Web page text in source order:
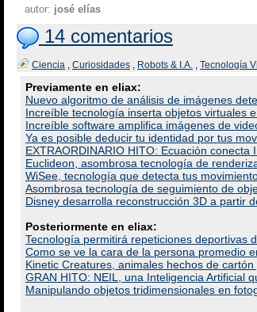
autor: josé elías
14 comentarios
Ciencia , Curiosidades , Robots & I.A. , Tecnología
Previamente en eliax:
Nuevo algoritmo de análisis de imágenes
Increíble tecnología inserta objetos virtuales
Increíble software amplifica imágenes de
Ya es posible deducir tu identidad por tus
EXTRAORDINARIO HITO: Ecuación
Euclideon, asombrosa tecnología de
WiSee, tecnología que detecta tus
Asombrosa tecnología de seguimiento de
Disney desarrolla reconstrucción 3D a partir
Posteriormente en eliax:
Tecnología permitirá repeticiones deportivas
Como se ve la cara de la persona promedio
Kinetic Creatures, animales hechos de
GRAN HITO: NEIL, una Inteligencia Artificial
Manipulando objetos tridimensionales en